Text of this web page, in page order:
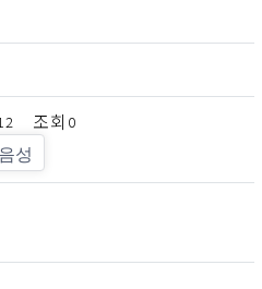
0
음성